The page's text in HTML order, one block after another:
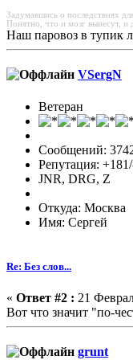
Задумавшись о последствиях
Понятно, что и мозг вынесут,
Наш паровоз в тупик
VSergN
Ветеран
Сообщений:
Репутация:
JNR, DRG, Z
Откуда: Москва
Имя: Сергей
Re: Без слов...
« Ответ #2 : 21
Вот что значит "по-
grunt